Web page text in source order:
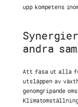
upp kompetens
andra
Att fasa ut alla
utsläppen av
genomgripande